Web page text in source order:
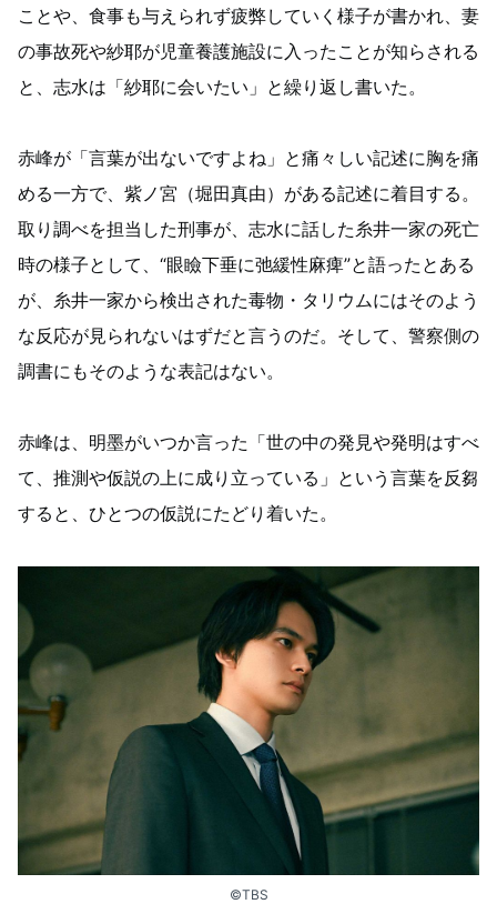
ことや、食事も与えられず疲弊していく様子が書かれ、妻
の事故死や紗耶が児童養護施設に入ったことが知らされる
と、志水は「紗耶に会いたい」と繰り返し書いた。
赤峰が「言葉が出ないですよね」と痛々しい記述に胸を痛
める一方で、紫ノ宮（堀田真由）がある記述に着目する。
取り調べを担当した刑事が、志水に話した糸井一家の死亡
時の様子として、“眼瞼下垂に弛緩性麻痺”と語ったとある
が、糸井一家から検出された毒物・タリウムにはそのよう
な反応が見られないはずだと言うのだ。そして、警察側の
調書にもそのような表記はない。
赤峰は、明墨がいつか言った「世の中の発見や発明はすべ
て、推測や仮説の上に成り立っている」という言葉を反芻
すると、ひとつの仮説にたどり着いた。
©TBS